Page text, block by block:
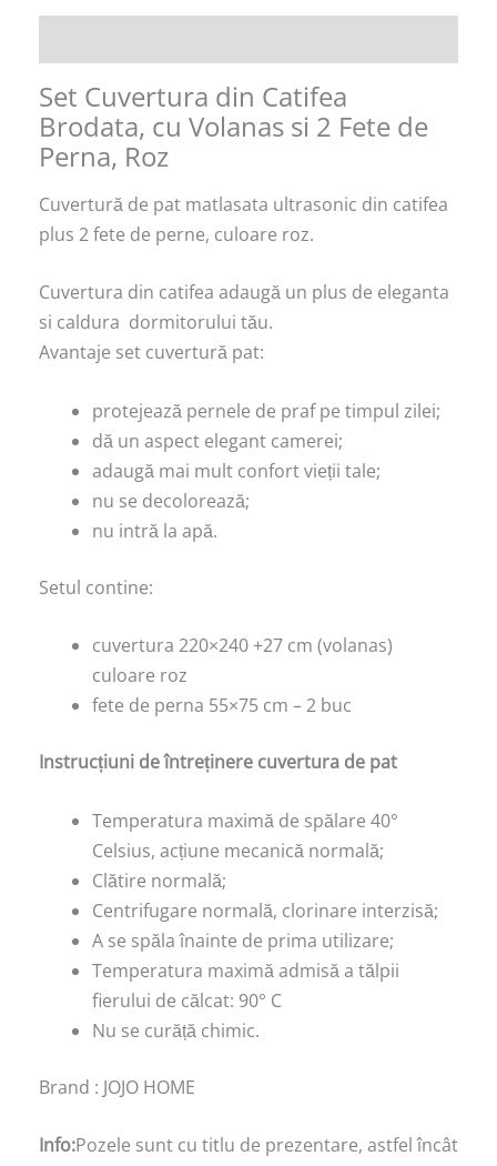
Set Cuvertura din Catifea
Brodata, cu Volanas si 2 Fete de
Perna, Roz
Cuvertură de pat matlasata ultrasonic din catifea
plus 2 fete de perne, culoare roz.
Cuvertura din catifea adaugă un plus de eleganta
si caldura dormitorului tău.
Avantaje set cuvertură pat:
protejează pernele de praf pe timpul zilei;
dă un aspect elegant camerei;
adaugă mai mult confort vieții tale;
nu se decolorează;
nu intră la apă.
Setul contine:
cuvertura 220×240 +27 cm (volanas)
culoare roz
fete de perna 55×75 cm – 2 buc
Instrucțiuni de întreținere cuvertura de pat
Temperatura maximă de spălare 40°
Celsius, acțiune mecanică normală;
Clătire normală;
Centrifugare normală, clorinare interzisă;
A se spăla înainte de prima utilizare;
Temperatura maximă admisă a tălpii
fierului de călcat: 90° C
Nu se curăță chimic.
Brand : JOJO HOME
Info:Pozele sunt cu titlu de prezentare, astfel încât